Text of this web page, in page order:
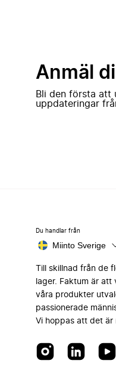
Anmäl
Bli den första att
uppdateringar
Du handlar från
Miinto Sverige
Till skillnad från de
lager. Faktum är att
våra produkter
passionerade
Vi hoppas att det är